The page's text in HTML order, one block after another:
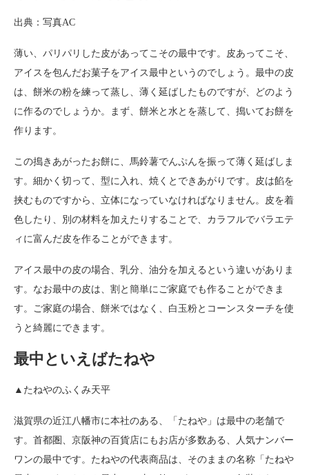
出典：写真AC
薄い、パリパリした皮があってこその最中です。皮あってこそ、
アイスを包んだお菓子をアイス最中というのでしょう。最中の皮
は、餅米の粉を練って蒸し、薄く延ばしたものですが、どのよう
に作るのでしょうか。まず、餅米と水とを蒸して、搗いてお餅を
作ります。
この搗きあがったお餅に、馬鈴薯でんぷんを振って薄く延ばしま
す。細かく切って、型に入れ、焼くとできあがりです。皮は餡を
挟むものですから、立体になっていなければなりません。皮を着
色したり、別の材料を加えたりすることで、カラフルでバラエテ
ィに富んだ皮を作ることができます。
アイス最中の皮の場合、乳分、油分を加えるという違いがありま
す。なお最中の皮は、割と簡単にご家庭でも作ることができま
す。ご家庭の場合、餅米ではなく、白玉粉とコーンスターチを使
うと綺麗にできます。
最中といえばたねや
▲たねやのふくみ天平
滋賀県の近江八幡市に本社のある、「たねや」は最中の老舗で
す。首都圏、京阪神の百貨店にもお店が多数ある、人気ナンバー
ワンの最中です。たねやの代表商品は、そのままの名称「たねや